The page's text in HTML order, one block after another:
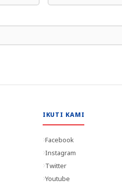
IKUTI KAMI
Facebook
Instagram
Twitter
Youtube